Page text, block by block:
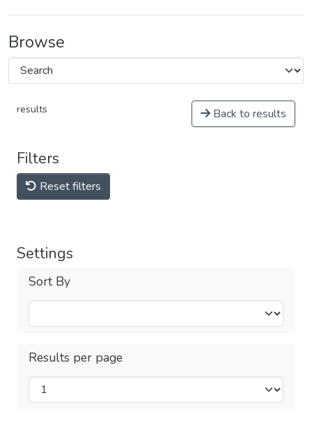
Browse
results Back to results
Filters
Reset filters
Settings
Sort By
Results per page